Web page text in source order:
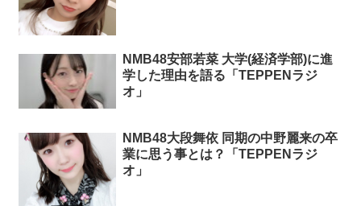
NMB48安部若菜 大学(経済学部)に進
学した理由を語る「TEPPENラジ
オ」
NMB48大段舞依 同期の中野麗来の卒
業に思う事とは？「TEPPENラジ
オ」